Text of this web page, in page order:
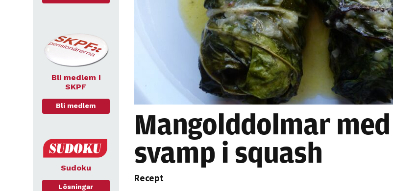
Mangolddolmar med
svamp i squash
Recept
Bli medlem i
SKPF
Bli medlem
Sudoku
Lösningar
Nödvändiga
Dessa kakor
går inte att
behövs för
att hemsidan
över huvud